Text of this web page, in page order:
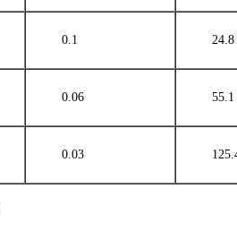
0.1 24.8
0.06 55.1
0.03